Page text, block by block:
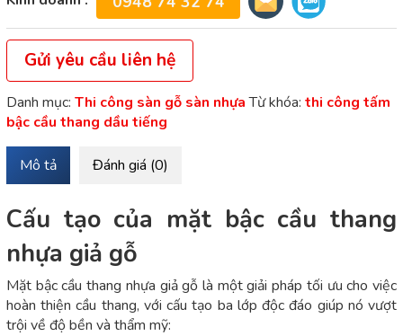
Gửi yêu cầu liên hệ
Danh mục: Thi công sàn gỗ sàn nhựa Từ khóa: thi công tấm
bậc cầu thang dầu tiếng
Mô tả Đánh giá (0)
Cấu tạo của mặt bậc cầu thang
nhựa giả gỗ
Mặt bậc cầu thang nhựa giả gỗ là một giải pháp tối ưu cho việc
hoàn thiện cầu thang, với cấu tạo ba lớp độc đáo giúp nó vượt
trội về độ bền và thẩm mỹ: